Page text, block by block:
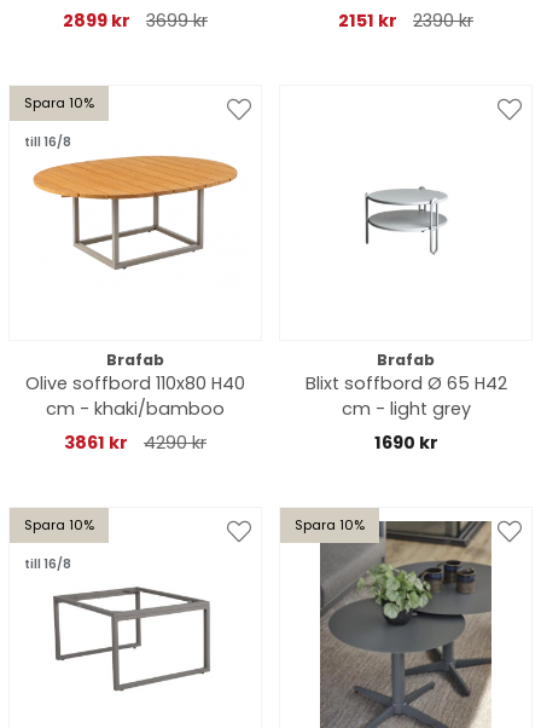
2899 kr
3699 kr
2151 kr
2390 kr
Spara 10%
till 16/8
Brafab
Olive soffbord 110x80 H40
cm - khaki/bamboo
3861 kr
4290 kr
Brafab
Blixt soffbord Ø 65 H42
cm - light grey
1690 kr
Spara 10%
till 16/8
Spara 10%